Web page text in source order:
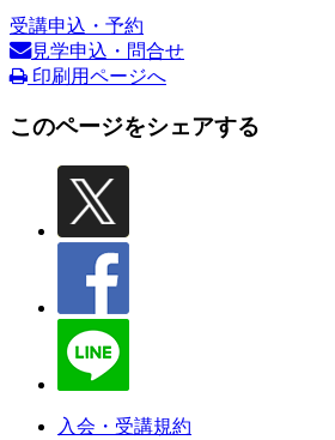
受講申込・予約
見学申込・問合せ
印刷用ページへ
このページをシェアする
入会・受講規約